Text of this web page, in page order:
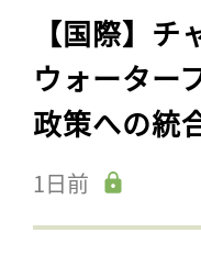
【国際】
ウォーター
政策への統
1日前